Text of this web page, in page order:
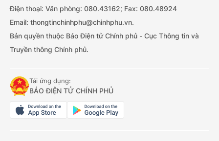
Điện thoại: Văn phòng: 080.43162; Fax: 080.48924
Email: thongtinchinhphu@chinhphu.vn.
Bản quyền thuộc Báo Điện tử Chính phủ - Cục Thông tin và
Truyền thông Chính phủ.
Tải ứng dụng:
BÁO ĐIỆN TỬ CHÍNH PHỦ